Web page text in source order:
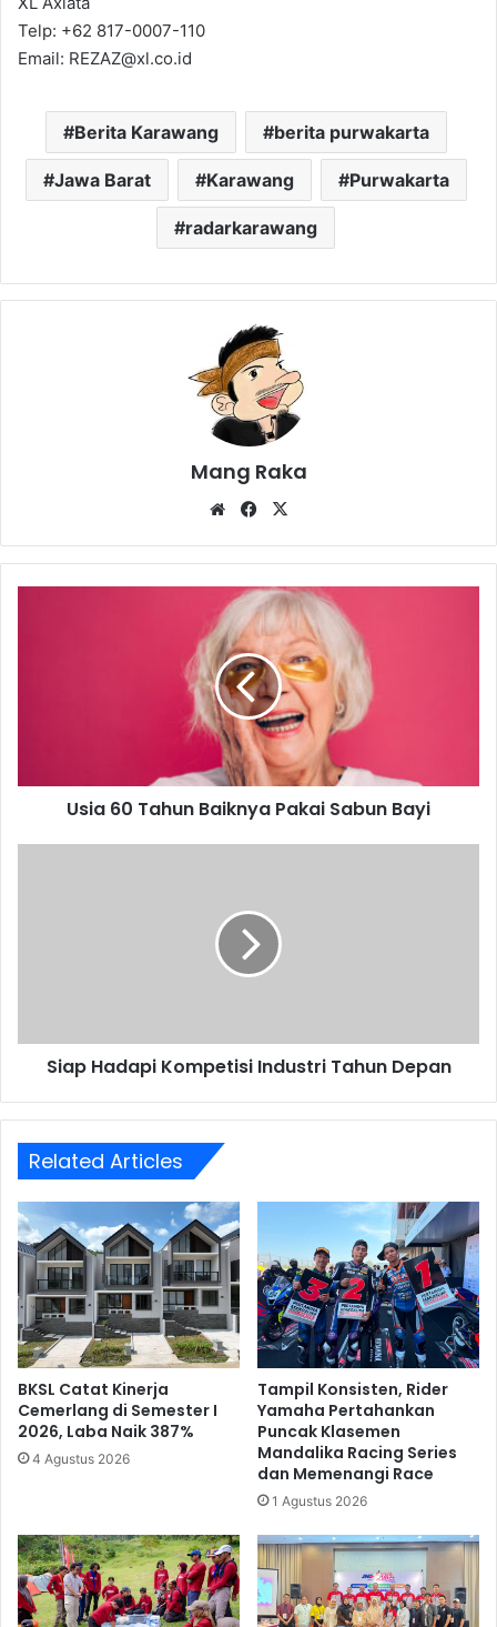
Telp: +62 817-0007-110
Email: REZAZ@xl.co.id
Berita Karawang berita purwakarta
Jawa Barat Karawang Purwakarta
radarkarawang
Mang Raka
WebsiteFacebook
Usia 60 Tahun Baiknya Pakai Sabun Bayi
Siap Hadapi Kompetisi Industri Tahun Depan
Related Articles
BKSL Catat Kinerja
Cemerlang di Semester I
2026, Laba Naik 387%
4 Agustus 2026
Tampil Konsisten, Rider
Yamaha Pertahankan
Puncak Klasemen
Mandalika Racing Series
dan Memenangi Race
1 Agustus 2026